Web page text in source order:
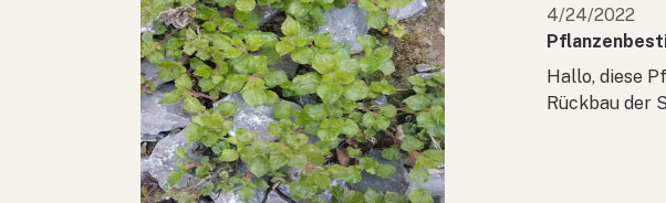
4/24/2022
Hallo, diese
Rückbau der